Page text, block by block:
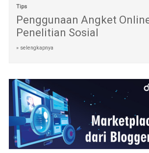
Tips
Penggunaan Angket
Penelitian Sosial
» selengkapnya